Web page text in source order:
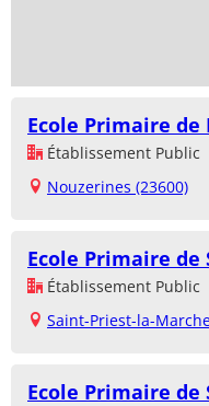
Ecole Primaire
Établissement Public
Nouzerines (23600)
Ecole Primaire
Établissement Public
Saint-Priest-la-
Ecole Primaire